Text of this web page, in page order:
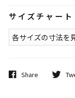
サイズチャート
各サイズの寸法を
Share